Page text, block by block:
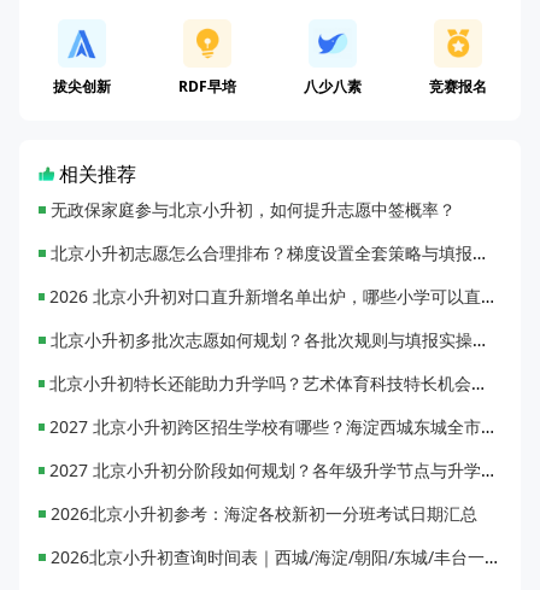
拔尖创新 RDF早培 八少八素 竞赛报名
相关推荐
无政保家庭参与北京小升初，如何提升志愿中签概率？
北京小升初志愿怎么合理排布？梯度设置全套策略与填报避坑指南
2026 北京小升初对口直升新增名单出炉，哪些小学可以直升优质初中？
北京小升初多批次志愿如何规划？各批次规则与填报实操指南
北京小升初特长还能助力升学吗？艺术体育科技特长机会与误区全面解析
2027 北京小升初跨区招生学校有哪些？海淀西城东城全市招生校完整汇总
2027 北京小升初分阶段如何规划？各年级升学节点与升学通道全梳理
2026北京小升初参考：海淀各校新初一分班考试日期汇总
2026北京小升初查询时间表｜西城/海淀/朝阳/东城/丰台一键对照